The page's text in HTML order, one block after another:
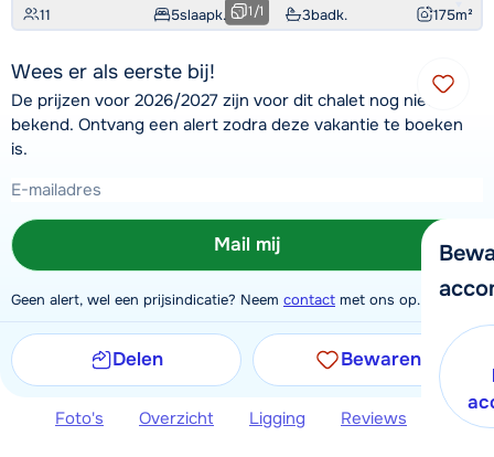
11 5slaapk. 3badk. 175m²
1/1
Wees er als eerste bij!
De prijzen voor 2026/2027 zijn voor dit chalet nog niet
bekend. Ontvang een alert zodra deze vakantie te boeken
is.
Mail mij
Geen alert, wel een prijsindicatie? Neem contact met ons op.
Delen Bewaren
Foto's Overzicht Ligging Reviews